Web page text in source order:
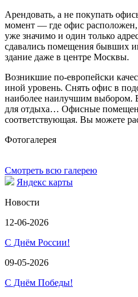
Арендовать, а не покупать
момент — где офис расположен,
уже значимо и один только
сдавались помещения бывших
здание даже в центре Москвы.
Возникшие по-европейски
иной уровень. Снять офис в
наиболее наилучшим выбором.
для отдыха… Офисные
соответствующая. Вы можете
Фотогалерея
Смотреть всю галерею
Яндекс карты
Новости
12-06-2026
С Днём России!
09-05-2026
С Днём Победы!